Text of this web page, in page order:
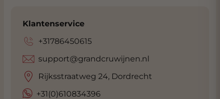
Klantenservice
+31786450615
+31(0)610834396
support@grandcruwijnen.nl
Rijksstraatweg 24, Dordrecht